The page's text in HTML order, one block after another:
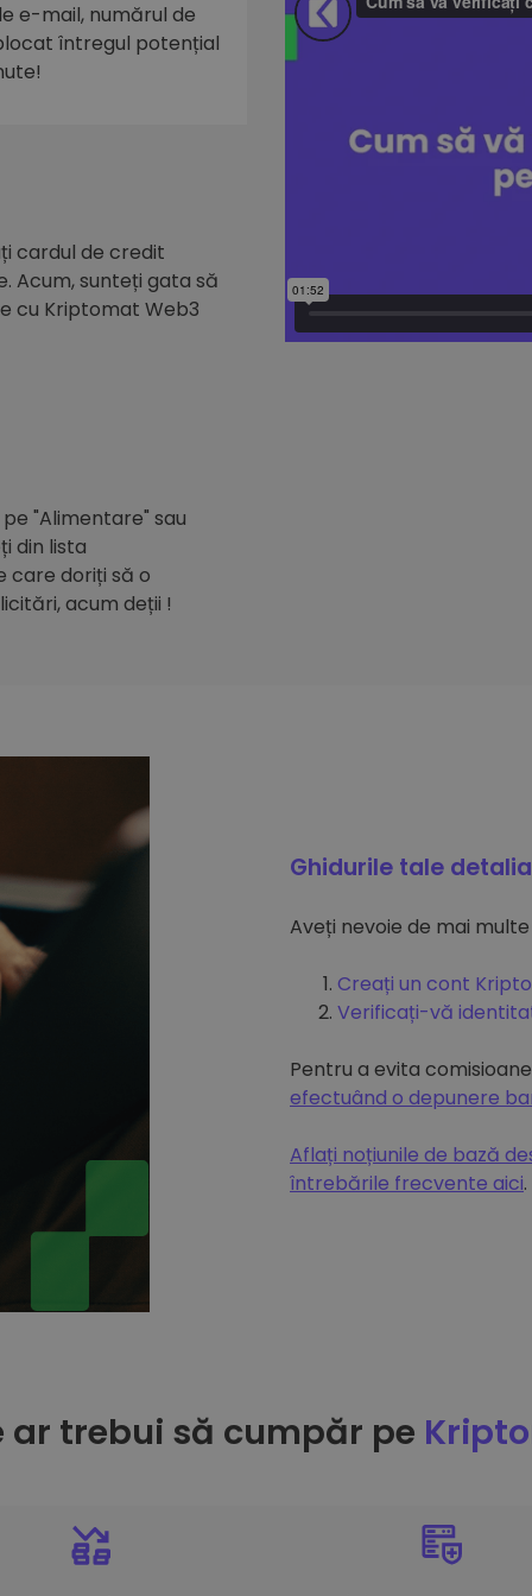
e-mail, numărul de
întregul potențial
cardul de credit
Acum, sunteți gata să
cu Kriptomat Web3
"Alimentare" sau
din lista
care doriți să o
acum deții !
Ghidurile tale
Aveți nevoie de mai
Creați un cont
Verificați-vă
Pentru a evita
efectuând o depunere
Aflați noțiunile de bază
întrebările frecvente aici.
ar trebui să cumpăr pe